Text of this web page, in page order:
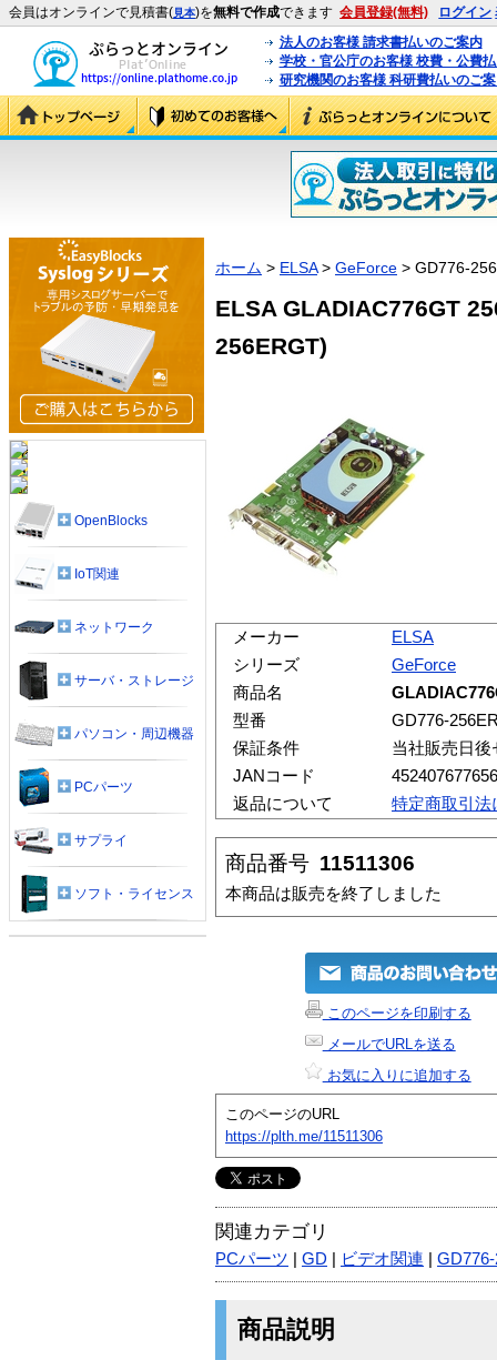
会員はオンラインで見積書(見本)を無料で作成できます 会員登録(無料) ログイン
法人のお客様 請求書払いのご案内
学校・官公庁のお客様 校費・公費
研究機関のお客様 科研費払いのご
ホーム > ELSA> GeForce > GD776-
ELSA GLADIAC776GT
256ERGT)
メーカー
ELSA
シリーズ
GeForce
商品名
型番
GD776-
保証条件
当社販売日
JANコード
返品について
特定商取引法
商品番号 11511306
本商品は販売を終了しました
このページを印刷する
メールでURLを送る
お気に入りに追加する
このページのURL
https://plth.me/11511306
関連カテゴリ
PCパーツ GD ビデオ関連
商品説明
OpenBlocks
IoT関連
ネットワーク
サーバ・ストレージ
パソコン・周辺機器
PCパーツ
サプライ
ソフト・ライセンス